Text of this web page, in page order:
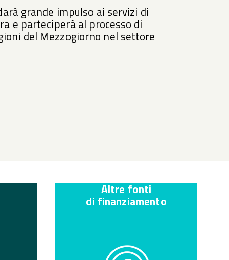
grande impulso ai servizi di
e parteciperà al processo di
del Mezzogiorno nel settore
Altre fonti
di finanziamento